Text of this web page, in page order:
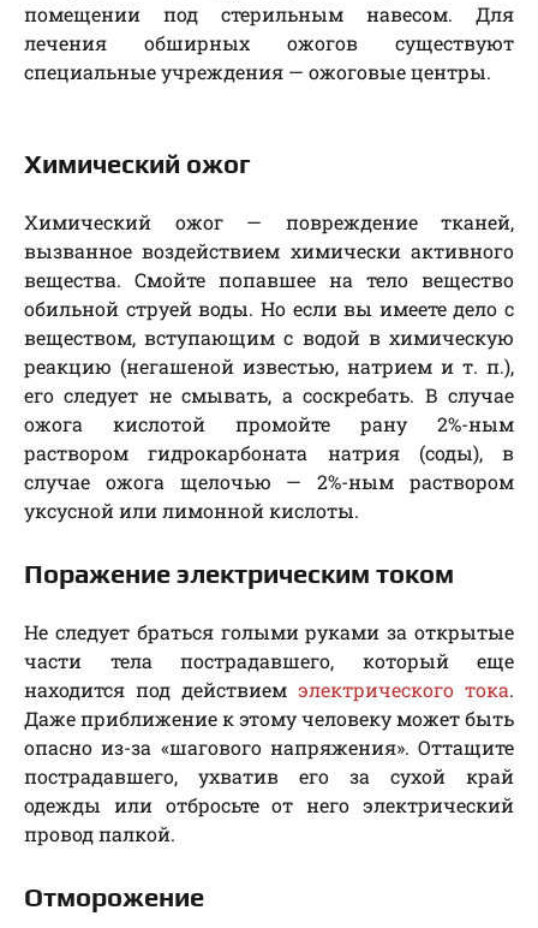
помещении под стерильным навесом. Для
лечения обширных ожогов существуют
специальные учреждения — ожоговые центры.
Химический ожог
Химический ожог — повреждение тканей,
вызванное воздействием химически активного
вещества. Смойте попавшее на тело вещество
обильной струей воды. Но если вы имеете дело с
веществом, вступающим с водой в химическую
реакцию (негашеной известью, натрием и т. п.),
его следует не смывать, а соскребать. В случае
ожога кислотой промойте рану 2%-ным
раствором гидрокарбоната натрия (соды), в
случае ожога щелочью — 2%-ным раствором
уксусной или лимонной кислоты.
Поражение электрическим током
Не следует браться голыми руками за открытые
части тела пострадавшего, который еще
находится под действием электрического тока.
Даже приближение к этому человеку может быть
опасно из-за «шагового напряжения». Оттащите
пострадавшего, ухватив его за сухой край
одежды или отбросьте от него электрический
провод палкой.
Отморожение